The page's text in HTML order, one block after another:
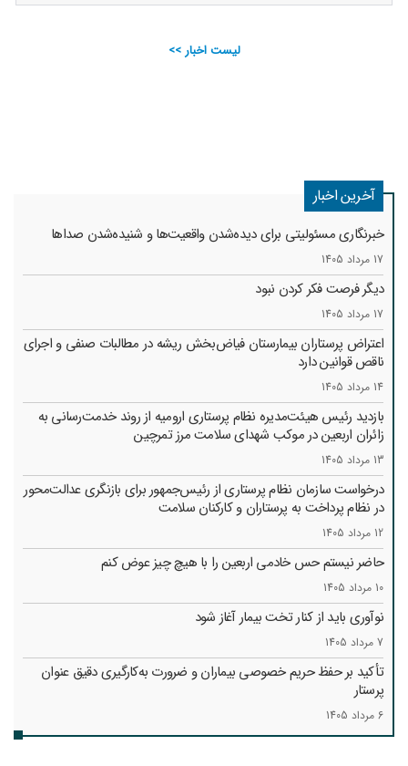
لیست اخبار >>
آخرین اخبار
خبرنگاری مسئولیتی برای دیده‌شدن واقعیت‌ها و شنیده‌شدن صداها
17 مرداد 1405
دیگر فرصت فکر کردن نبود
17 مرداد 1405
اعتراض پرستاران بیمارستان فیاض‌بخش ریشه در مطالبات صنفی و اجرای
ناقص قوانین دارد
14 مرداد 1405
بازدید رئیس هیئت‌مدیره نظام پرستاری ارومیه از روند خدمت‌رسانی به
زائران اربعین در موکب شهدای سلامت مرز تمرچین
13 مرداد 1405
درخواست سازمان نظام پرستاری از رئیس‌جمهور برای بازنگری عدالت‌محور
در نظام پرداخت به پرستاران و کارکنان سلامت
12 مرداد 1405
حاضر نیستم حس خادمی اربعین را با هیچ چیز عوض کنم
10 مرداد 1405
نوآوری باید از کنار تخت بیمار آغاز شود
7 مرداد 1405
تأکید بر حفظ حریم خصوصی بیماران و ضرورت به‌کارگیری دقیق عنوان
پرستار
6 مرداد 1405